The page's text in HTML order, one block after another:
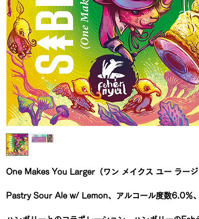
One Makes You Larger（ワン メイクス ユー ラージ
Pastry Sour Ale w/ Lemon、アルコール度数6.0％